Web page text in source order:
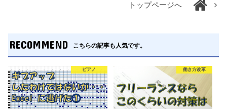
トップページへ
RECOMMEND こちらの記事も人気です。
ピアノ 働き方改革